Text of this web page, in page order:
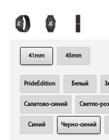
41mm 45mm
PrideEdition Белый
Салатово-синий Светло-
Синий Черно-синий